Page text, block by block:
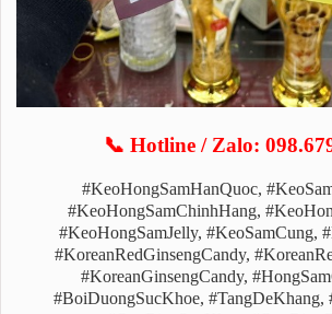
📞 Hotline / Zalo:
#KeoHongSamHanQuoc,
#KeoHongSamChinhHang,
#KeoHongSamJelly, #KeoSamCung,
#KoreanRedGinsengCandy,
#KoreanGinsengCandy,
#BoiDuongSucKhoe, #TangDeKhang,